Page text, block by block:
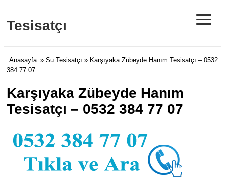
Tesisatçı ≡
Anasayfa » Su Tesisatçı » Karşıyaka Zübeyde Hanım Tesisatçı – 0532
384 77 07
Karşıyaka Zübeyde Hanım
Tesisatçı – 0532 384 77 07